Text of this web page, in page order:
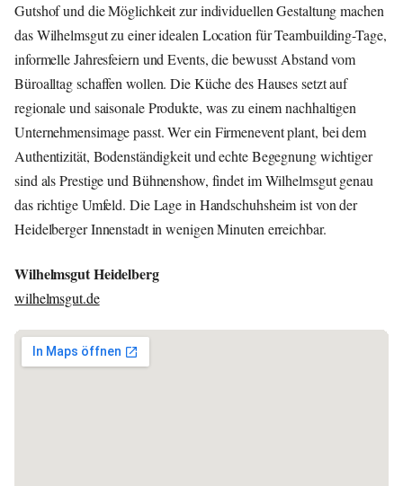
Gutshof und die Möglichkeit zur individuellen Gestaltung machen
das Wilhelmsgut zu einer idealen Location für Teambuilding-Tage,
informelle Jahresfeiern und Events, die bewusst Abstand vom
Büroalltag schaffen wollen. Die Küche des Hauses setzt auf
regionale und saisonale Produkte, was zu einem nachhaltigen
Unternehmensimage passt. Wer ein Firmenevent plant, bei dem
Authentizität, Bodenständigkeit und echte Begegnung wichtiger
sind als Prestige und Bühnenshow, findet im Wilhelmsgut genau
das richtige Umfeld. Die Lage in Handschuhsheim ist von der
Heidelberger Innenstadt in wenigen Minuten erreichbar.
Wilhelmsgut Heidelberg
wilhelmsgut.de